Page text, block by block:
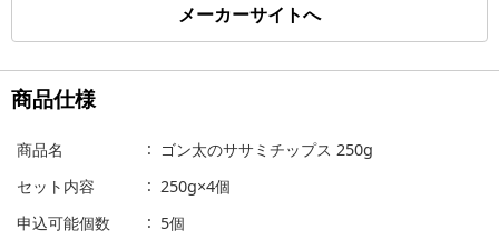
メーカーサイトへ
商品仕様
商品名
ゴン太のササミチップス 250g
セット内容
250g×4個
申込可能個数
5個